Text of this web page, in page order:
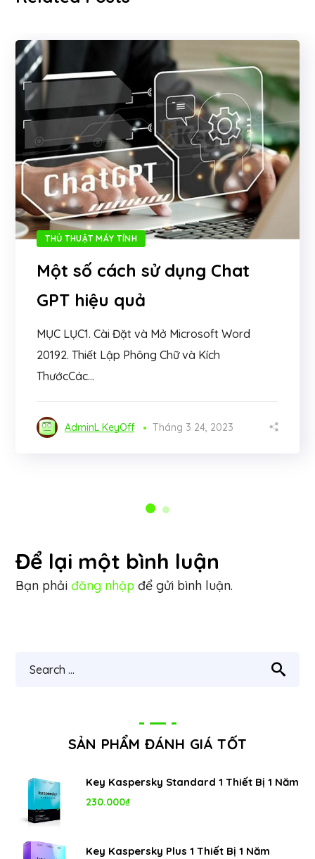
THỦ THUẬT MÁY TÍNH
Một số cách sử dụng Chat
GPT hiệu quả
MỤC LỤC1. Cài Đặt và Mở Microsoft Word
20192. Thiết Lập Phông Chữ và Kích
ThướcCác...
AdminL KeyOff Tháng 3 24, 2023
Để lại một bình luận
Bạn phảiđăng nhập để gửi bình luận.
SẢN PHẨM ĐÁNH GIÁ TỐT
Key Kaspersky Standard 1 Thiết Bị 1 Năm
230.000₫
Key Kaspersky Plus 1 Thiết Bị 1 Năm